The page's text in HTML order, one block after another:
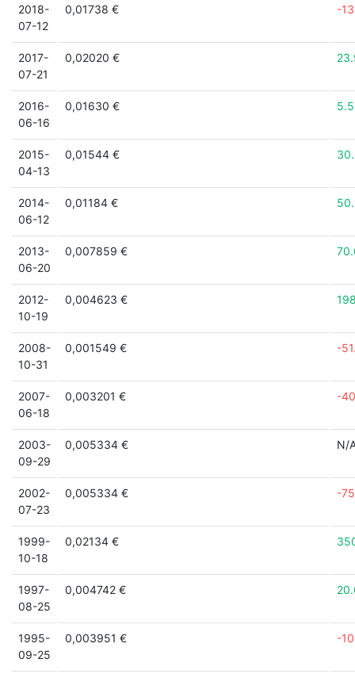
2018-
07-12
0,01738 € -
2017-
07-21
0,02020 €
2016-
06-16
0,01630 €
2015-
04-13
0,01544 €
2014-
06-12
0,01184 €
2013-
06-20
0,007859 €
2012-
10-19
0,004623 €
2008-
10-31
0,001549 € -
2007-
06-18
0,003201 € -
2003-
09-29
0,005334 € N/
2002-
07-23
0,005334 € -
1999-
10-18
0,02134 €
1997-
08-25
0,004742 €
1995-
09-25
0,003951 € -